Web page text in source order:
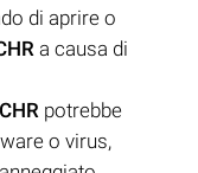
di aprire o
a causa di
potrebbe
o virus,